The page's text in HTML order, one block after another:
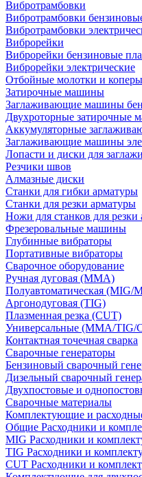
Вибротрамбовки
Вибротрамбовки
Вибротрамбовки
Виброрейки
Виброрейки бензиновые
Виброрейки электрические
Отбойные молотки и коперы
Затирочные машины
Заглаживающие машины
Двухроторные затирочные
Аккумуляторные
Заглаживающие машины
Лопасти и диски для
Резчики швов
Алмазные диски
Станки для гибки арматуры
Станки для резки арматуры
Ножи для станков для резки
Фрезеровальные машины
Глубинные вибраторы
Портативные вибраторы
Сварочное оборудование
Ручная дуговая (MMA)
Полуавтоматическая (MIG/
Аргонодуговая (TIG)
Плазменная резка (CUT)
Универсальные (MMA/TIG/
Контактная точечная сварка
Сварочные генераторы
Бензиновый сварочный
Дизельный сварочный
Двухпостовые и
Сварочные материалы
Комплектующие и
Общие Расходники и
MIG Расходники и
TIG Расходники и
CUT Расходники и